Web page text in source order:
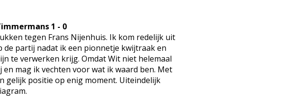
1 - 0
tegen Frans Nijenhuis. Ik kom redelijk uit
de partij nadat ik een pionnetje kwijtraak en
te verwerken krijg. Omdat Wit niet helemaal
mag ik vechten voor wat ik waard ben. Met
gelijk positie op enig moment. Uiteindelijk